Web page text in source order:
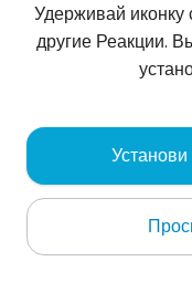
Przemek
Ryn
Oбо мне
Удерживай иконку
другие Реакции.